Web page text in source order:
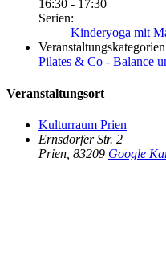
16:30 - 17:30
Serien:
Kinderyoga mit
Pilates & Co - Balance
Veranstaltungsort
Kulturraum Prien
Ernsdorfer Str. 2
Prien 83209 Google